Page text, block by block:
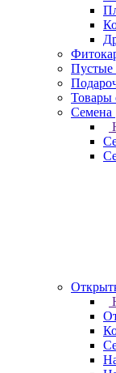
Пустые
Товары
Семена